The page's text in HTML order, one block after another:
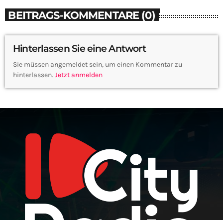
BEITRAGS-KOMMENTARE (0)
Hinterlassen Sie eine Antwort
Sie müssen angemeldet sein, um einen Kommentar zu
hinterlassen. Jetzt anmelden